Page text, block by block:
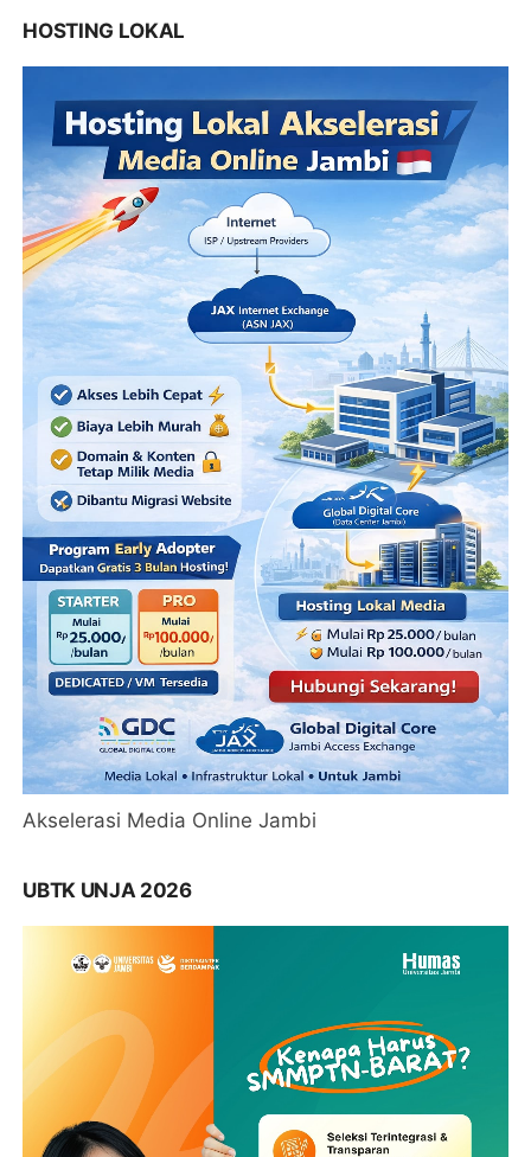
HOSTING LOKAL
Akselerasi Media Online Jambi
UBTK UNJA 2026